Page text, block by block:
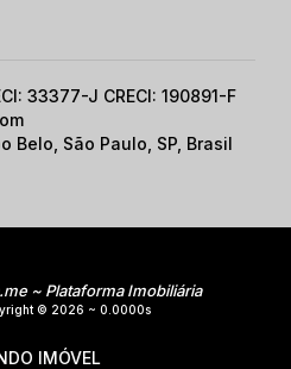
33377-J CRECI: 190891-F
Belo São Paulo SP Brasil
~ Plataforma Imobiliária
© 2026 ~ 0.0000s
IMÓVEL